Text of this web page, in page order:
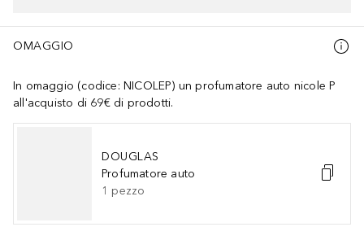
OMAGGIO
In omaggio (codice: NICOLEP) un profumatore auto nicole P
all'acquisto di 69€ di prodotti.
DOUGLAS
Profumatore auto
1 pezzo